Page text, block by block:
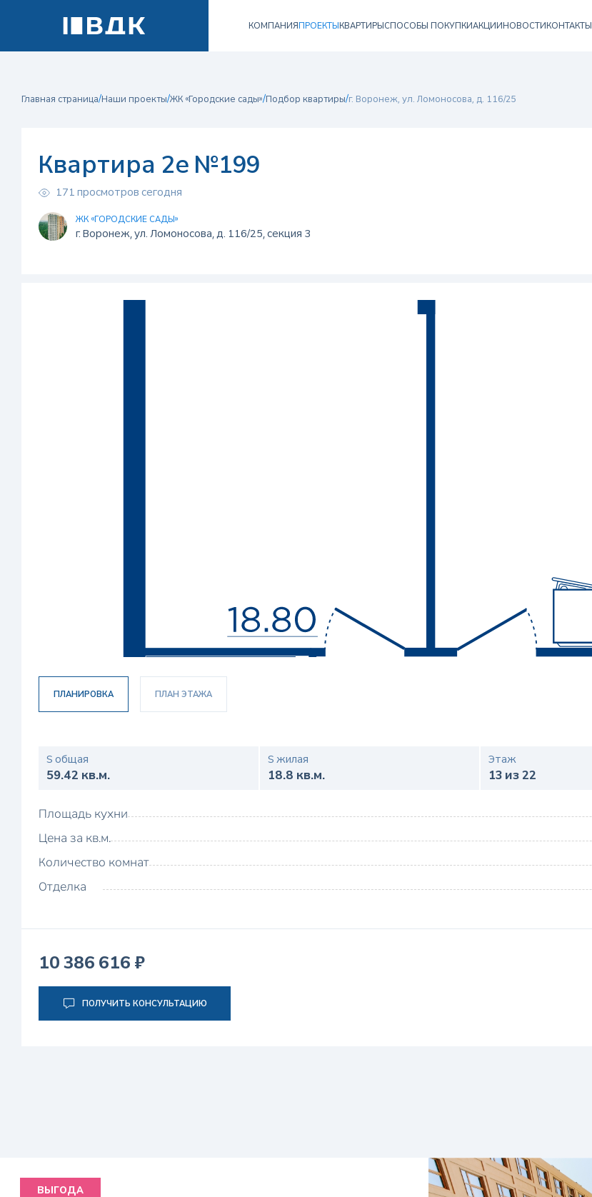
КОМПАНИЯПРОЕКТЫКВАРТИРЫСПОСОБЫ ПОКУПКИАКЦИИНОВОСТИКОНТАКТЫ
Главная страница/Наши проекты/ЖК «Городские сады»/Подбор квартиры/г. Воронеж, ул. Ломоносова, д. 116/25
Квартира 2е №199
171 просмотров сегодня
ЖК «ГОРОДСКИЕ САДЫ»
г. Воронеж, ул. Ломоносова, д. 116/25, секция 3
ПЛАНИРОВКА ПЛАН ЭТАЖА
S общая
59.42 кв.м.
S жилая
18.8 кв.м.
Этаж
13 из 22
Площадь кухни
Цена за кв.м.
Количество комнат
Отделка
10 386 616 ₽
ПОЛУЧИТЬ КОНСУЛЬТАЦИЮ
ВЫГОДА